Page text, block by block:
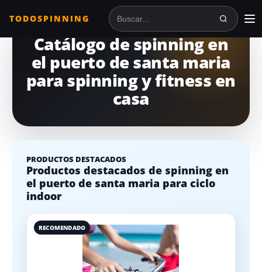
TODOSPINNING Buscar en TodoSpinning
Catálogo de spinning en
el puerto de santa maria
para spinning y fitness en
casa
PRODUCTOS DESTACADOS
Productos destacados de spinning en
el puerto de santa maria para ciclo
indoor
RECOMENDADO